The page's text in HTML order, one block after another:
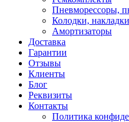
Пневморессоры,
Колодки, накладки
Амортизаторы
Доставка
Гарантии
Отзывы
Клиенты
Блог
Реквизиты
Контакты
Политика